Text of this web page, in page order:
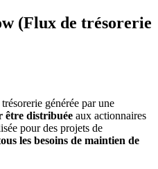
(Flux de trésorerie
trésorerie générée par une
être distribuée aux actionnaires
pour des projets de
les besoins de maintien de